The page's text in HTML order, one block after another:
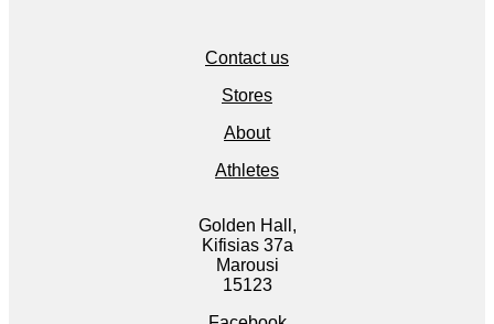
Contact us
Stores
About
Athletes
Golden Hall,
Kifisias 37a
Marousi
15123